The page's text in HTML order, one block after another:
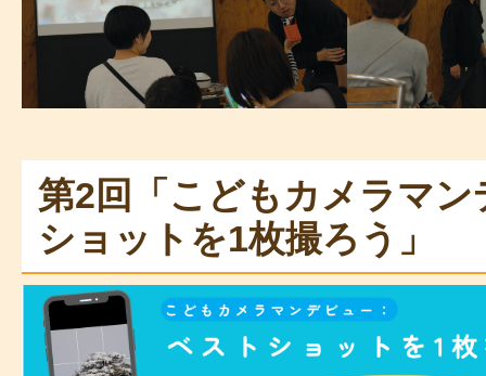
第2回「こどもカメラマ
ショットを1枚撮ろう」